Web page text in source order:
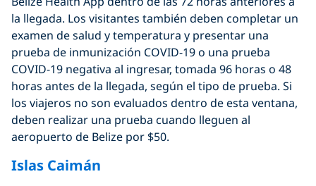
la llegada. Los visitantes también deben completar un
examen de salud y temperatura y presentar una
prueba de inmunización COVID-19 o una prueba
COVID-19 negativa al ingresar, tomada 96 horas o 48
horas antes de la llegada, según el tipo de prueba. Si
los viajeros no son evaluados dentro de esta ventana,
deben realizar una prueba cuando lleguen al
aeropuerto de Belize por $50.
Islas Caimán